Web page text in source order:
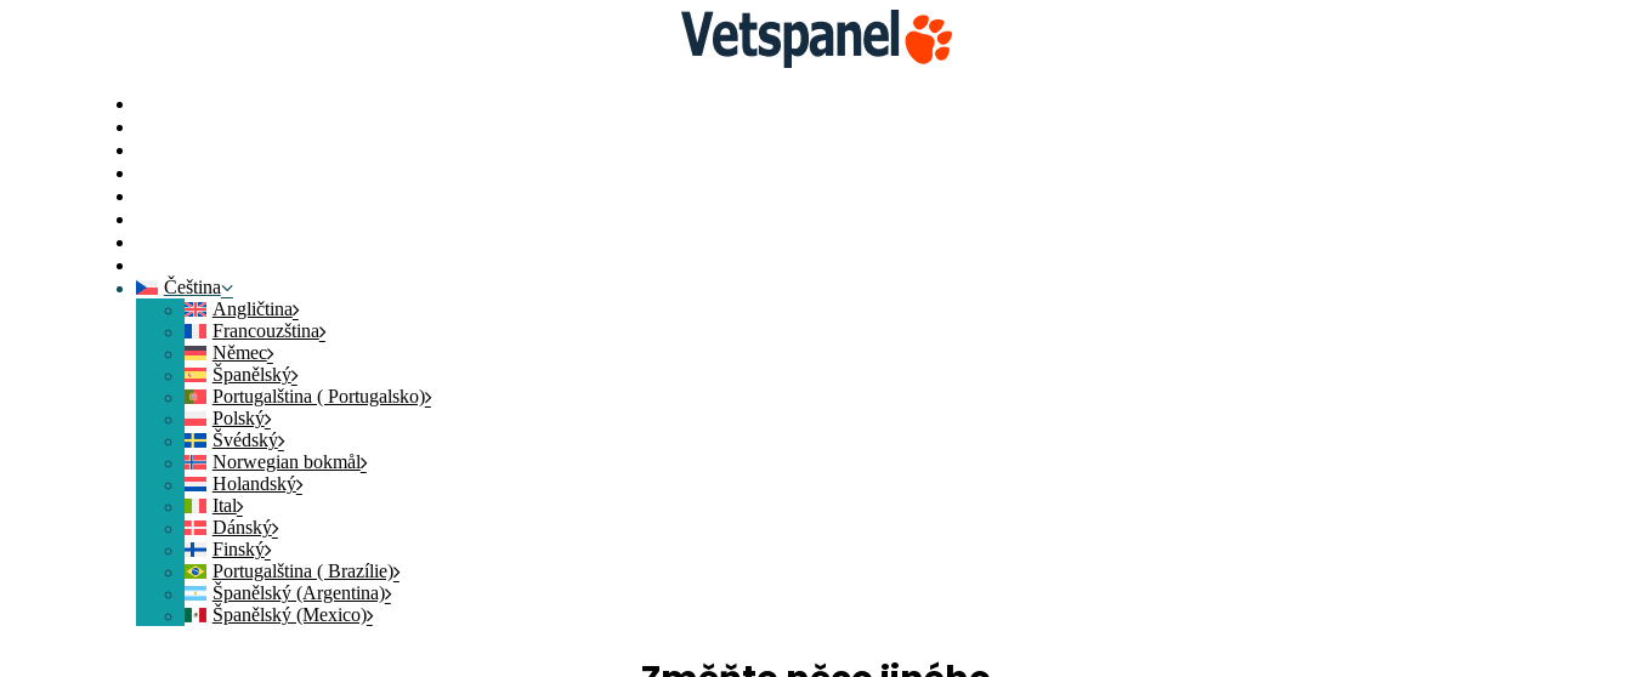
Čeština
Angličtina
Francouzština
Němec
Španělský
Portugalština ( Portugalsko)
Polský
Švédský
Norwegian bokmål
Holandský
Ital
Dánský
Finský
Portugalština ( Brazílie)
Španělský (Argentina)
Španělský (Mexico)